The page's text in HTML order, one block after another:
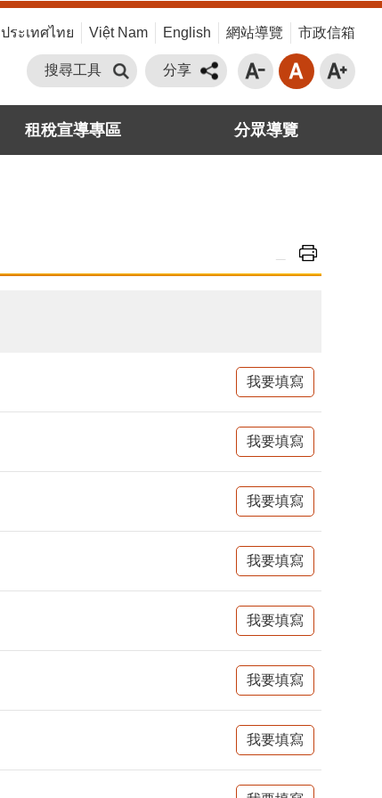
ประเทศไทย Việt Nam English 網站導覽 市政信箱
搜尋工具 分享
租稅宣導專區 分眾導覽
我要填寫
我要填寫
我要填寫
我要填寫
我要填寫
我要填寫
我要填寫